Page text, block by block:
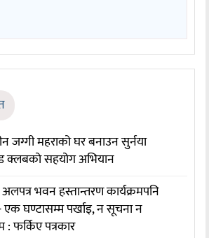
जग्गी महराको घर बनाउन सुर्नया
क्लबको सहयोग अभियान
भवन हस्तान्तरण कार्यक्रमपनि
एक घण्टासम्म पर्खाइ, न सूचना न
: फर्किए पत्रकार